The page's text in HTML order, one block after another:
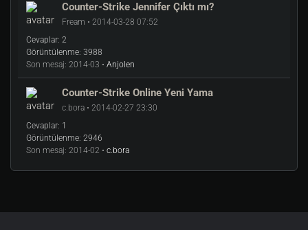
Counter-Strike Jennifer Çıktı mı?
Fream • 2014-03-28 07:52
Cevaplar: 2
Görüntülenme: 3988
Son mesaj: 2014-03 • Anjolen
Counter-Strike Online Yeni Yama
c.bora • 2014-02-27 23:30
Cevaplar: 1
Görüntülenme: 2946
Son mesaj: 2014-02 • c.bora